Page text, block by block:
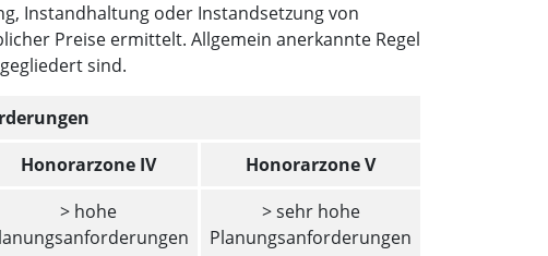
Instandhaltung oder Instandsetzung von
Preise ermittelt. Allgemein anerkannte Regel
sind.
Honorarzone IV
Honorarzone V
> hohe
> sehr hohe
Planungsanforderungen